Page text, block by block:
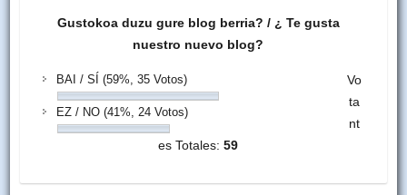
Gustokoa duzu gure blog berria? / ¿ Te gusta
nuestro nuevo blog?
BAI / SÍ (59%, 35 Votos)
EZ / NO (41%, 24 Votos)
Vo
ta
nt
es Totales:59